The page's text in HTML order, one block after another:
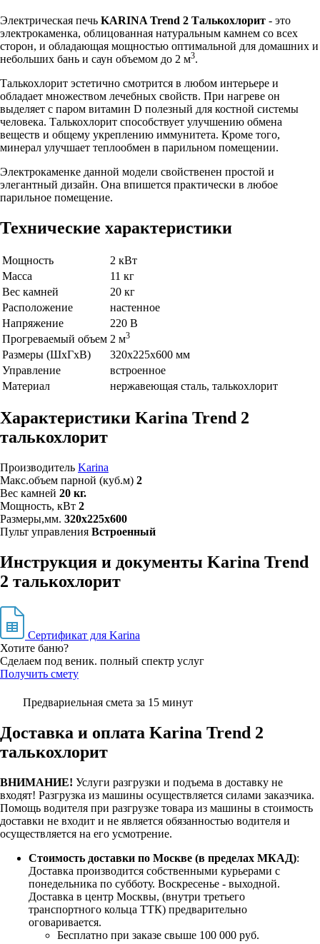
Электрическая печь KARINA Trend 2 Талькохлорит - это
электрокаменка, облицованная натуральным камнем со всех
сторон, и обладающая мощностью оптимальной для домашних и
небольших бань и саун объемом до 2 м3.
Талькохлорит эстетично смотрится в любом интерьере и
обладает множеством лечебных свойств. При нагреве он
выделяет с паром витамин D полезный для костной системы
человека. Талькохлорит способствует улучшению обмена
веществ и общему укреплению иммунитета. Кроме того,
минерал улучшает теплообмен в парильном помещении.
Электрокаменке данной модели свойственен простой и
элегантный дизайн. Она впишется практически в любое
парильное помещение.
Технические характеристики
Мощность
2 кВт
Масса
11 кг
Вес камней
20 кг
Расположение
настенное
Напряжение
220 В
Прогреваемый объем 2 м3
Размеры (ШхГхВ)
320х225х600 мм
Управление
встроенное
Материал
нержавеющая сталь, талькохлорит
Характеристики Karina Trend 2
талькохлорит
Производитель Karina
Макс.объем парной (куб.м) 2
Вес камней 20 кг.
Мощность, кВт 2
Размеры,мм. 320х225х600
Пульт управления Встроенный
Инструкция и документы Karina Trend
2 талькохлорит
Сертификат для Karina
Хотите баню?
Сделаем под веник. полный спектр услуг
Получить смету
Предвариельная смета за 15 минут
Доставка и оплата Karina Trend 2
талькохлорит
ВНИМАНИЕ! Услуги разгрузки и подъема в доставку не
входят! Разгрузка из машины осуществляется силами заказчика.
Помощь водителя при разгрузке товара из машины в стоимость
доставки не входит и не является обязанностью водителя и
осуществляется на его усмотрение.
Стоимость доставки по Москве (в пределах МКАД):
Доставка производится собственными курьерами с
понедельника по субботу. Воскресенье - выходной.
Доставка в центр Москвы, (внутри третьего
транспортного кольца ТТК) предварительно
оговаривается.
Бесплатно при заказе свыше 100 000 руб.